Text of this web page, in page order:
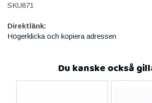
SKU871
Direktlänk:
Högerklicka och kopiera adressen
Du kanske också